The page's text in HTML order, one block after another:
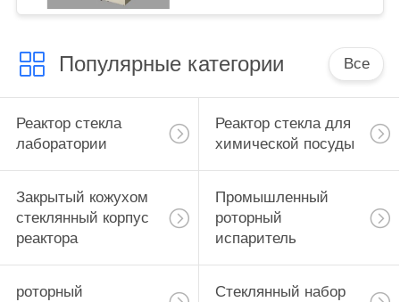
Популярные категории Все
Реактор стекла
лаборатории
Реактор стекла для
химической посуды
Закрытый кожухом
стеклянный корпус
реактора
Промышленный
роторный
испаритель
роторный Стеклянный набор